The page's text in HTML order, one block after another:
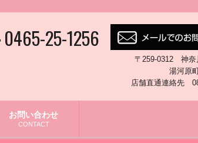
0465-25-1256
〒259-0312 神奈
湯河原
店舗直通連絡先
お問い合わせ
CONTACT